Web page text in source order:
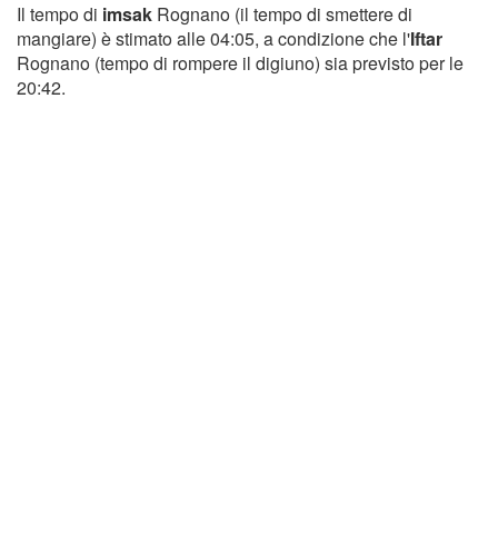
Il tempo di imsak Rognano (il tempo di smettere di
mangiare) è stimato alle 04:05, a condizione che l'Iftar
Rognano (tempo di rompere il digiuno) sia previsto per le
20:42.